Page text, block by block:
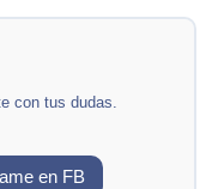
con tus dudas.
en FB